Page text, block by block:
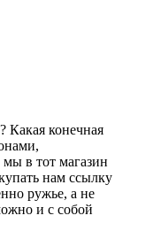
Какая конечная
в тот магазин
нам ссылку
ружье, а не
и с собой